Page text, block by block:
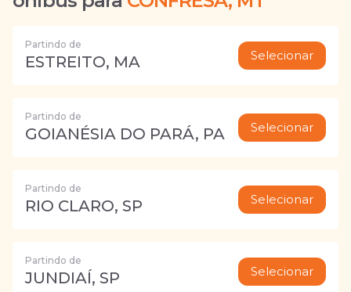
Partindo de
ESTREITO, MA Selecionar
Partindo de
GOIANÉSIA DO PARÁ, PA Selecionar
Partindo de
RIO CLARO, SP Selecionar
Partindo de
JUNDIAÍ, SP Selecionar